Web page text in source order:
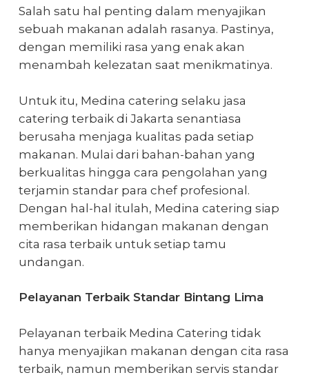
Salah satu hal penting dalam menyajikan
sebuah makanan adalah rasanya. Pastinya,
dengan memiliki rasa yang enak akan
menambah kelezatan saat menikmatinya.
Untuk itu, Medina catering selaku jasa
catering terbaik di Jakarta senantiasa
berusaha menjaga kualitas pada setiap
makanan. Mulai dari bahan-bahan yang
berkualitas hingga cara pengolahan yang
terjamin standar para chef profesional.
Dengan hal-hal itulah, Medina catering siap
memberikan hidangan makanan dengan
cita rasa terbaik untuk setiap tamu
undangan.
Pelayanan Terbaik Standar Bintang Lima
Pelayanan terbaik Medina Catering tidak
hanya menyajikan makanan dengan cita rasa
terbaik, namun memberikan servis standar